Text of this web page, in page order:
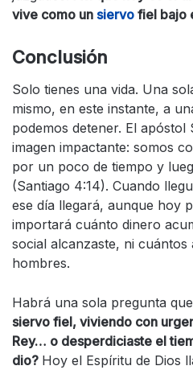
vive como un siervo fiel bajo
Conclusión
Solo tienes una vida. Una
mismo, en este instante, a
podemos detener. El apóstol
imagen impactante: somos
por un poco de tiempo y
(Santiago 4:14). Cuando
ese día llegará, aunque hoy
importará cuánto dinero
social alcanzaste, ni cuántos
hombres.
Habrá una sola pregunta
siervo fiel, viviendo con
Rey… o desperdiciaste el
dio? Hoy el Espíritu de Dios